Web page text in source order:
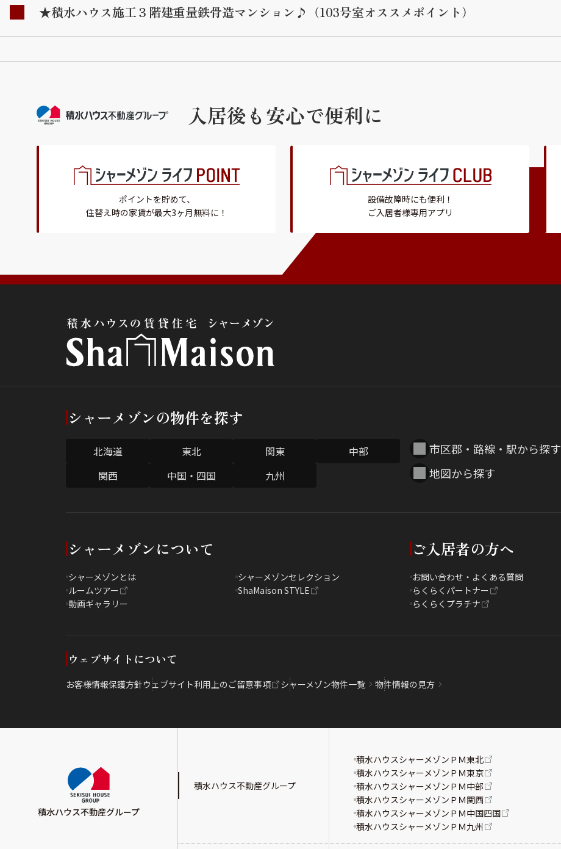
★積水ハウス施工３階建重量鉄骨造マンション♪（103号室オススメポイント）
入居後も安心で便利に
ポイントを貯めて、
住替え時の家賃が最大3ヶ月無料に！
設備故障時にも便利！
ご入居者様専用アプリ
シャーメゾンの物件を探す
北海道 東北 関東
中部
関西
中国・四国 九州
市区郡・路線・駅から探す
地図から探す
シャーメゾンについて
シャーメゾンとは
シャーメゾンセレクション
ルームツアー
ShaMaison STYLE
動画ギャラリー
ご入居者の方へ
お問い合わせ・よくある質問
らくらくパートナー
らくらくプラチナ
ウェブサイトについて
お客様情報保護方針ウェブサイト利用上のご留意事項 シャーメゾン物件一覧 物件情報の見方
積水ハウス不動産グループ
積水ハウス不動産グループ
積水ハウスシャーメゾンＰＭ東北
積水ハウスシャーメゾンＰＭ東京
積水ハウスシャーメゾンＰＭ中部
積水ハウスシャーメゾンＰＭ関西
積水ハウスシャーメゾンＰＭ中国四国
積水ハウスシャーメゾンＰＭ九州